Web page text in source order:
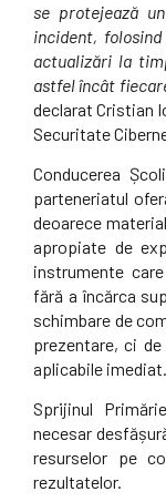
se protejează
incident,
actualizări la
astfel încât
declarat Cristian
Securitate
Conducerea
parteneriatul
deoarece
apropiate de
instrumente
fără a încărca
schimbare de
prezentare, ci
aplicabile imediat.
Sprijinul
necesar
resurselor pe
rezultatelor.